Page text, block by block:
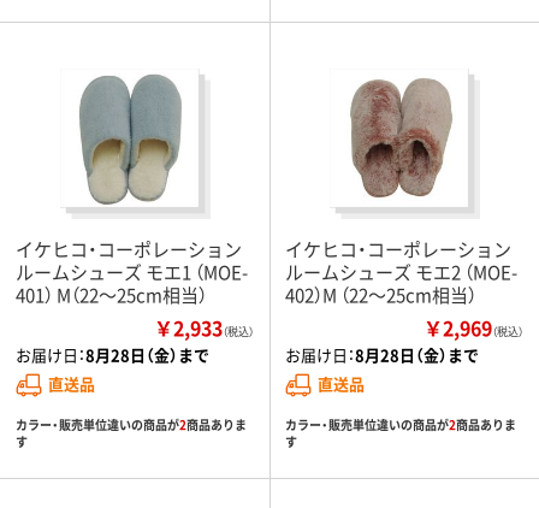
イケヒコ・コーポレーション
ルームシューズ モエ1 （MOE-
401） M（22～25cm相当）
￥2,933（税込）
お届け日：8月28日（金）まで
直送品
カラー・販売単位違いの商品が2商品ありま
す
イケヒコ・コーポレーション
ルームシューズ モエ2 （MOE-
402）M （22～25cm相当）
￥2,969（税込）
お届け日：8月28日（金）まで
直送品
カラー・販売単位違いの商品が2商品ありま
す